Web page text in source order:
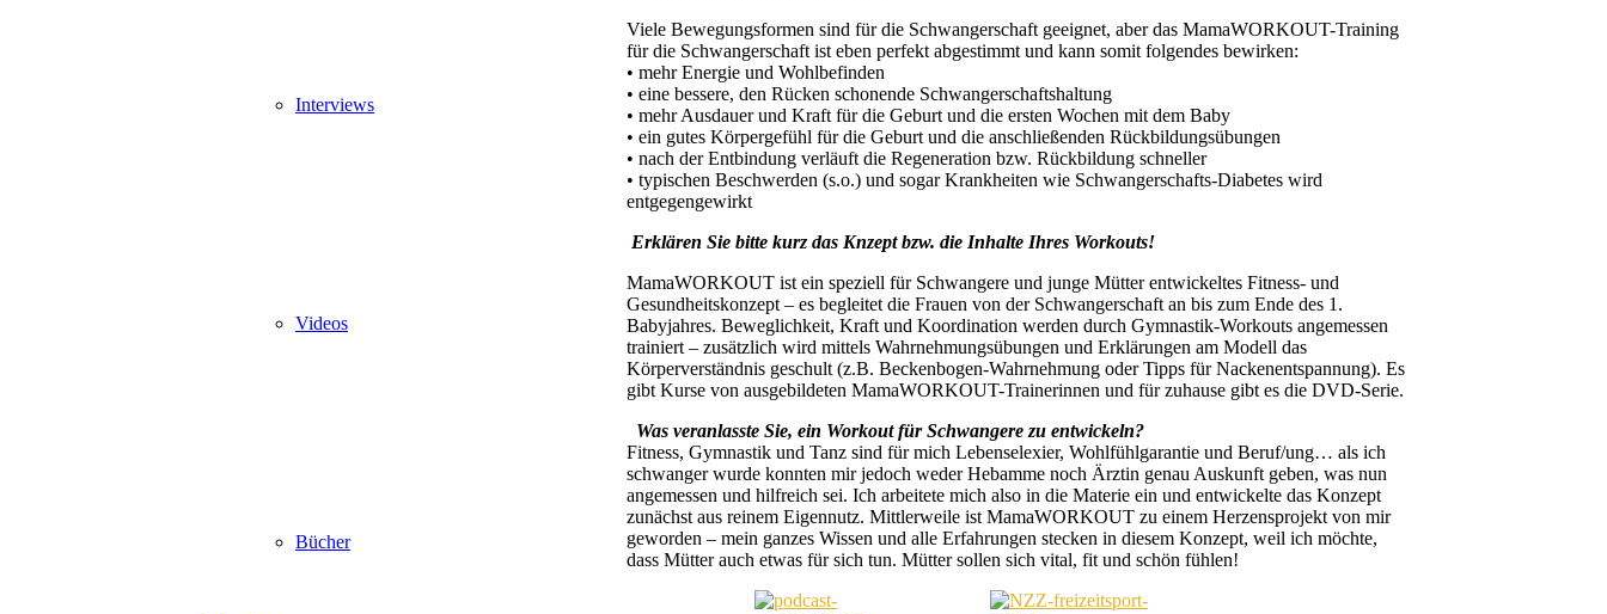
Interviews
Videos
Bücher
Viele Bewegungsformen sind für die Schwangerschaft geeignet, aber das MamaWORKOUT-Training
für die Schwangerschaft ist eben perfekt abgestimmt und kann somit folgendes bewirken:
• mehr Energie und Wohlbefinden
• eine bessere, den Rücken schonende Schwangerschaftshaltung
• mehr Ausdauer und Kraft für die Geburt und die ersten Wochen mit dem Baby
• ein gutes Körpergefühl für die Geburt und die anschließenden Rückbildungsübungen
• nach der Entbindung verläuft die Regeneration bzw. Rückbildung schneller
• typischen Beschwerden (s.o.) und sogar Krankheiten wie Schwangerschafts-Diabetes wird
entgegengewirkt
Erklären Sie bitte kurz das Knzept bzw. die Inhalte Ihres Workouts!
MamaWORKOUT ist ein speziell für Schwangere und junge Mütter entwickeltes Fitness- und
Gesundheitskonzept – es begleitet die Frauen von der Schwangerschaft an bis zum Ende des 1.
Babyjahres. Beweglichkeit, Kraft und Koordination werden durch Gymnastik-Workouts angemessen
trainiert – zusätzlich wird mittels Wahrnehmungsübungen und Erklärungen am Modell das
Körperverständnis geschult (z.B. Beckenbogen-Wahrnehmung oder Tipps für Nackenentspannung). Es
gibt Kurse von ausgebildeten MamaWORKOUT-Trainerinnen und für zuhause gibt es die DVD-Serie.
Was veranlasste Sie, ein Workout für Schwangere zu entwickeln?
Fitness, Gymnastik und Tanz sind für mich Lebenselexier, Wohlfühlgarantie und Beruf/ung… als ich
schwanger wurde konnten mir jedoch weder Hebamme noch Ärztin genau Auskunft geben, was nun
angemessen und hilfreich sei. Ich arbeitete mich also in die Materie ein und entwickelte das Konzept
zunächst aus reinem Eigennutz. Mittlerweile ist MamaWORKOUT zu einem Herzensprojekt von mir
geworden – mein ganzes Wissen und alle Erfahrungen stecken in diesem Konzept, weil ich möchte,
dass Mütter auch etwas für sich tun. Mütter sollen sich vital, fit und schön fühlen!